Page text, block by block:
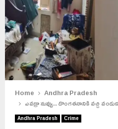
Home
Andhra Pradesh
ఎవడ్రా నువ్వు.. దొంగతనానికి వచ్చి
Andhra Pradesh Crime